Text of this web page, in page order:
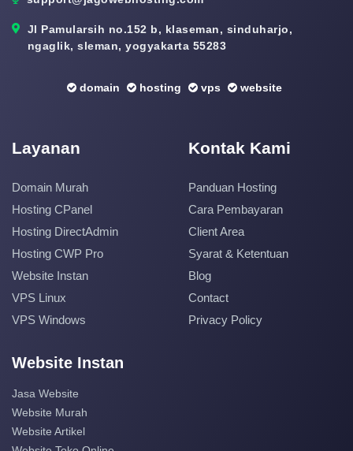
Jl Pamularsih no.152 b, klaseman, sinduharjo,
ngaglik, sleman, yogyakarta 55283
domain hosting vps website
Layanan
Domain Murah
Hosting CPanel
Hosting DirectAdmin
Hosting CWP Pro
Website Instan
VPS Linux
VPS Windows
Kontak Kami
Panduan Hosting
Cara Pembayaran
Client Area
Syarat & Ketentuan
Blog
Contact
Privacy Policy
Website Instan
Jasa Website
Website Murah
Website Artikel